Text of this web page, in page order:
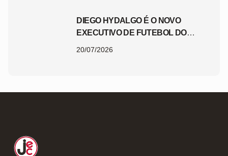
DIEGO HYDALGO É O NOVO
EXECUTIVO DE FUTEBOL DO
20/07/2026